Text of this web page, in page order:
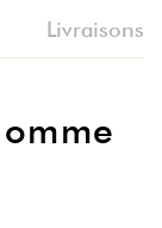
Livraisons